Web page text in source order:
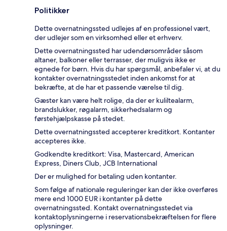
Politikker
Dette overnatningssted udlejes af en professionel vært,
der udlejer som en virksomhed eller et erhverv.
Dette overnatningssted har udendørsområder såsom
altaner, balkoner eller terrasser, der muligvis ikke er
egnede for børn. Hvis du har spørgsmål, anbefaler vi, at du
kontakter overnatningsstedet inden ankomst for at
bekræfte, at de har et passende værelse til dig.
Gæster kan være helt rolige, da der er kuliltealarm,
brandslukker, røgalarm, sikkerhedsalarm og
førstehjælpskasse på stedet.
Dette overnatningssted accepterer kreditkort. Kontanter
accepteres ikke.
Godkendte kreditkort: Visa, Mastercard, American
Express, Diners Club, JCB International
Der er mulighed for betaling uden kontanter.
Som følge af nationale reguleringer kan der ikke overføres
mere end 1000 EUR i kontanter på dette
overnatningssted. Kontakt overnatningsstedet via
kontaktoplysningerne i reservationsbekræftelsen for flere
oplysninger.